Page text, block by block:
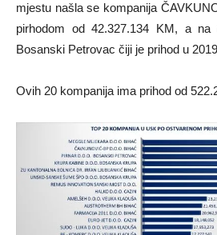
mjestu našla se kompanija
pirhodom od 42.327.134 KM, a na
Bosanski Petrovac čiji je prihod u
Ovih 20 kompanija ima prihod od